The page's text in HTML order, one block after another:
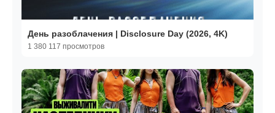
День разоблачения | Disclosure Day (2026, 4K)
1 380 117 просмотров